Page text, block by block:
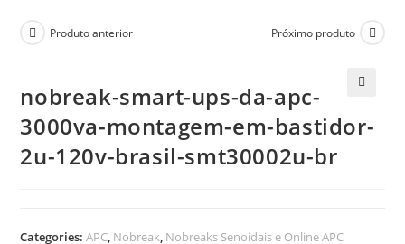
Produto anterior Próximo produto
nobreak-smart-ups-da-apc-
3000va-montagem-em-bastidor-
2u-120v-brasil-smt30002u-br
Categories:APC, Nobreak, Nobreaks Senoidais e Online APC